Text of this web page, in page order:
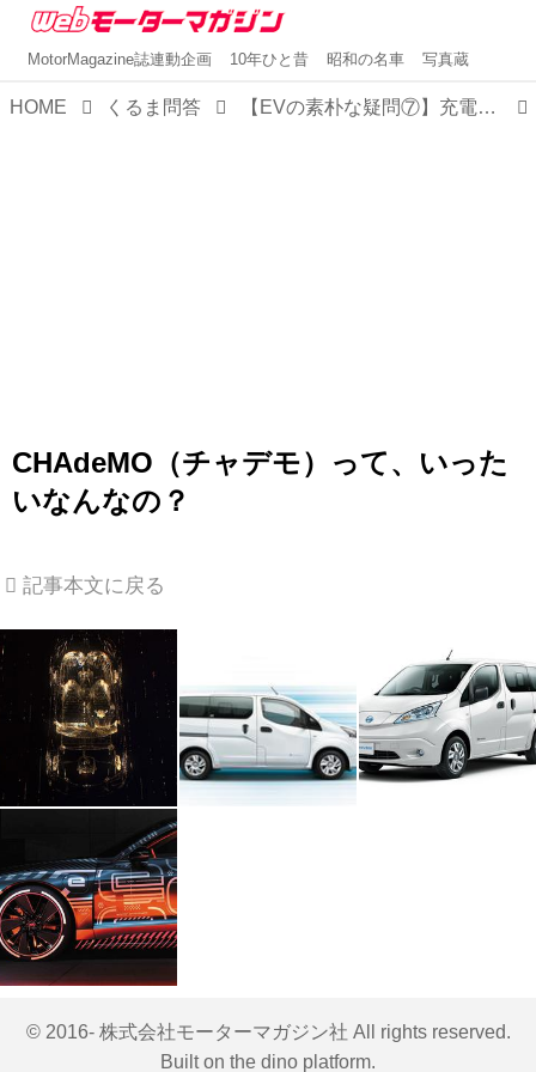
MotorMagazine誌連動企画 10年ひと昔 昭和の名車 写真蔵
HOME くるま問答 【EVの素朴な疑問⑦】充電器の話題でよく聞く「CHAdeMO（チャデモ）」とはなにか
CHAdeMO（チャデモ）って、いった
いなんなの？
記事本文に戻る
© 2016- 株式会社モーターマガジン社 All rights reserved.
Built on the dino platform.